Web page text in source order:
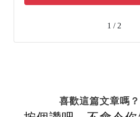
1 / 2
喜歡這篇文章嗎？